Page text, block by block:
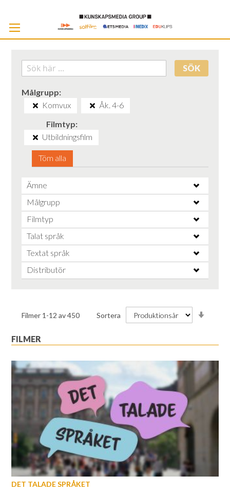
SÖK
Målgrupp
Komvux
Åk. 4-6
Filmtyp
Utbildningsfilm
Töm alla
Ämne
Målgrupp
Filmtyp
Talat språk
Textat språk
Distributör
Filmer 1 -12 av450 Sortera
FILMER
DET TALADE SPRÅKET